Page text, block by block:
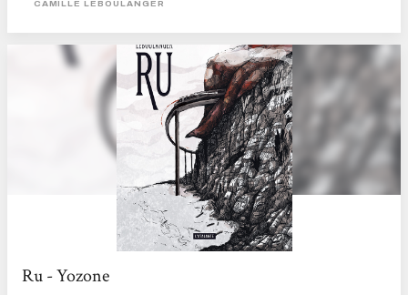
CAMILLE LEBOULANGER
Ru - Yozone